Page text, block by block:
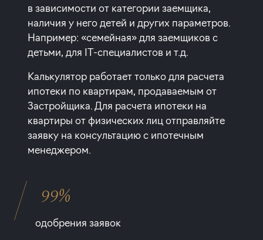
в зависимости от категории заемщика,
наличия у него детей и других параметров.
Например: «семейная» для заемщиков с
детьми, для IT-специалистов и т.д.
Калькулятор работает только для расчета
ипотеки по квартирам, продаваемым от
Застройщика. Для расчета ипотеки на
квартиры от физических лиц отправляйте
заявку на консультацию с ипотечным
менеджером.
99%
одобрения заявок